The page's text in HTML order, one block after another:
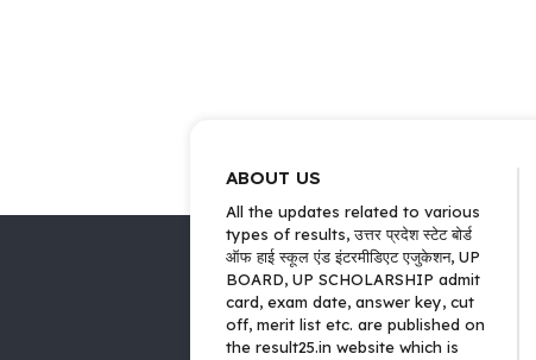
ABOUT US
All the updates related to various
types of results, उत्तर प्रदेश स्टेट बोर्ड
ऑफ हाई स्कूल एंड इंटरमीडिएट एजुकेशन, UP
BOARD, UP SCHOLARSHIP admit
card, exam date, answer key, cut
off, merit list etc. are published on
the result25.in website which is